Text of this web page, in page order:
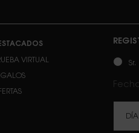
VIRTUAL
Sr.